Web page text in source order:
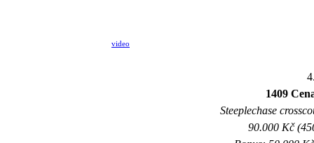
video
1409
Steeplechase
90.000 Kč